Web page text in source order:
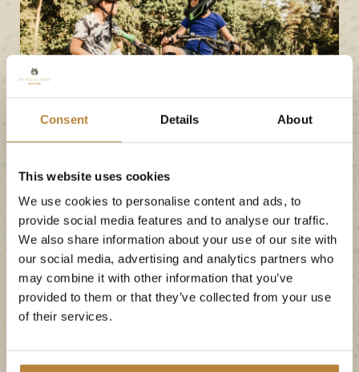
Consent Details About
This website uses cookies
We use cookies to personalise content and ads, to
provide social media features and to analyse our traffic.
We also share information about your use of our site with
our social media, advertising and analytics partners who
may combine it with other information that you’ve
provided to them or that they’ve collected from your use
of their services.
Bei uns kommt keine
Langeweile auf
Bei Ihrem Familienurlaub in Holland bei De Kleine